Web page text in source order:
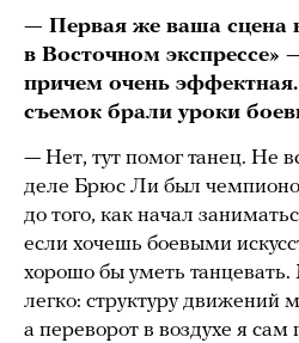
— Первая же ваша сцена
в Восточном экспрессе»
причем очень
съемок брали уроки
— Нет, тут помог танец. Не
деле Брюс Ли был
до того, как начал
если хочешь боевыми
хорошо бы уметь
легко: структуру движений
а переворот в воздухе я